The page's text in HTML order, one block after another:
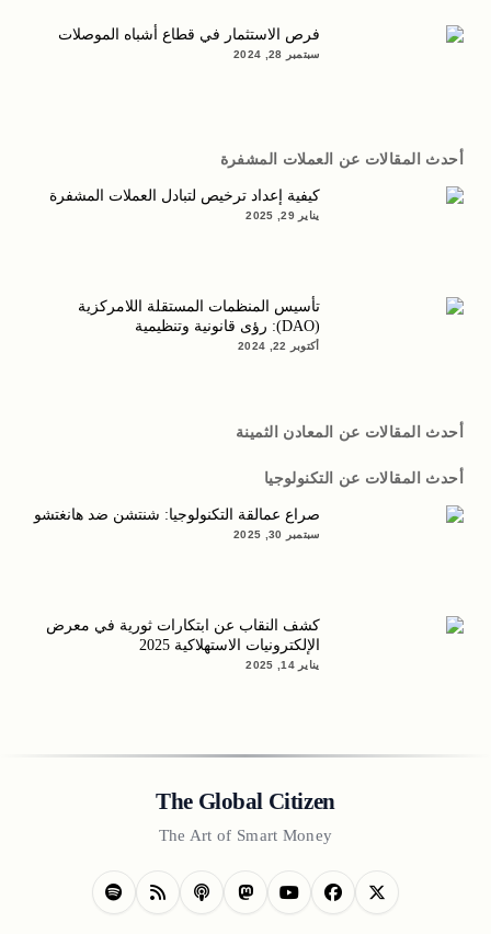
فرص الاستثمار في قطاع أشباه الموصلات
سبتمبر 28, 2024
أحدث المقالات عن العملات المشفرة
كيفية إعداد ترخيص لتبادل العملات المشفرة
يناير 29, 2025
تأسيس المنظمات المستقلة اللامركزية
(DAO): رؤى قانونية وتنظيمية
أكتوبر 22, 2024
أحدث المقالات عن المعادن الثمينة
أحدث المقالات عن التكنولوجيا
صراع عمالقة التكنولوجيا: شنتشن ضد هانغتشو
سبتمبر 30, 2025
كشف النقاب عن ابتكارات ثورية في معرض
الإلكترونيات الاستهلاكية 2025
يناير 14, 2025
The Global Citizen
The Art of Smart Money